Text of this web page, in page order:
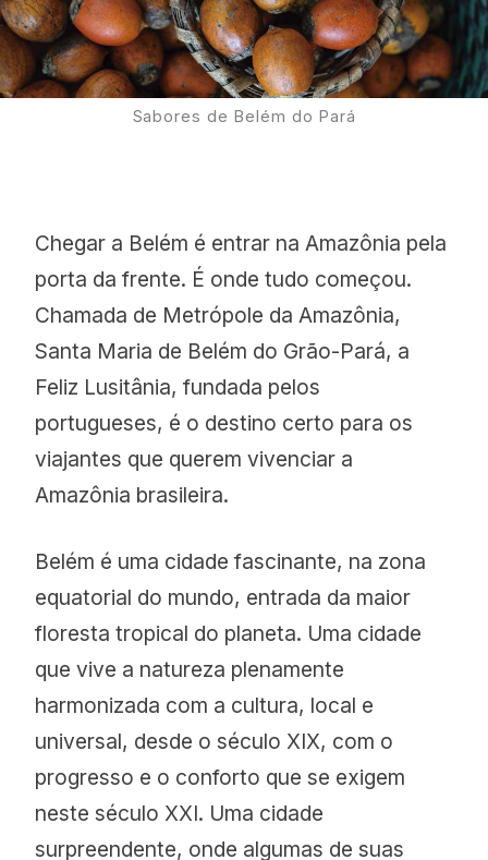
Sabores de Belém do Pará
Chegar a Belém é entrar na Amazônia pela
porta da frente. É onde tudo começou.
Chamada de Metrópole da Amazônia,
Santa Maria de Belém do Grão-Pará, a
Feliz Lusitânia, fundada pelos
portugueses, é o destino certo para os
viajantes que querem vivenciar a
Amazônia brasileira.
Belém é uma cidade fascinante, na zona
equatorial do mundo, entrada da maior
floresta tropical do planeta. Uma cidade
que vive a natureza plenamente
harmonizada com a cultura, local e
universal, desde o século XIX, com o
progresso e o conforto que se exigem
neste século XXI. Uma cidade
surpreendente, onde algumas de suas